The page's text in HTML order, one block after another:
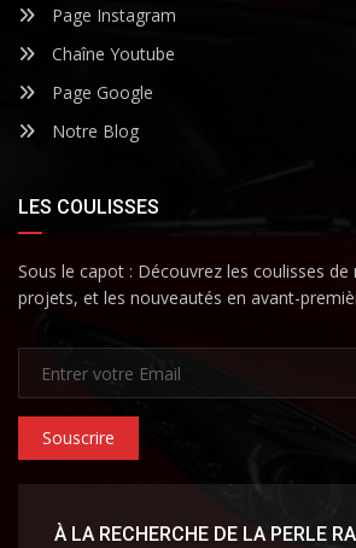
Page Instagram
Chaîne Youtube
Page Google
Notre Blog
LES COULISSES
Sous le capot : Découvrez les coulisses
projets, et les nouveautés en avant-
Souscrire
À LA RECHERCHE DE LA PERLE